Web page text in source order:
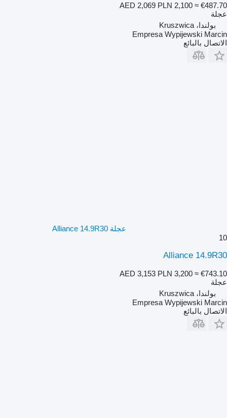
AED 2,069 PLN 2,100 ≈ €487.70
عجلة
بولندا، Kruszwica
Empresa Wypijewski Marcin
الاتصال بالبائع
عجلة Alliance 14.9R30
10
Alliance 14.9R30
AED 3,153 PLN 3,200 ≈ €743.10
عجلة
بولندا، Kruszwica
Empresa Wypijewski Marcin
الاتصال بالبائع